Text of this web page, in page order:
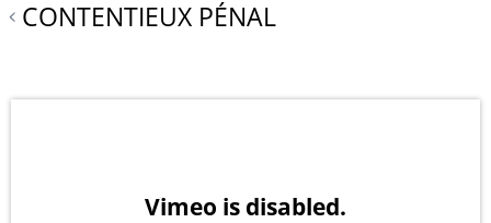
CONTENTIEUX PÉNAL
Vimeo is disabled.